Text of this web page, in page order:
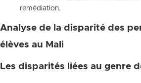
remédiation.
Analyse de la disparité des
élèves au Mali
Les disparités liées au genre